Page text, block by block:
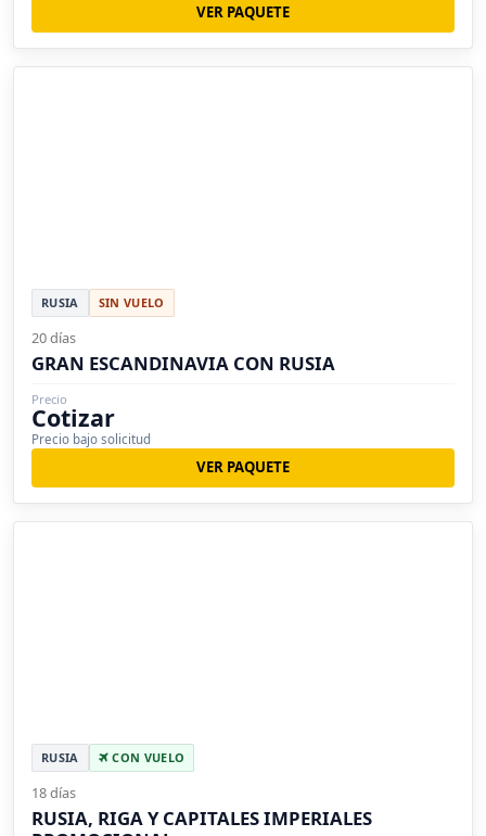
VER PAQUETE
RUSIA SIN VUELO
20 días
GRAN ESCANDINAVIA CON RUSIA
Precio
Cotizar
Precio bajo solicitud
VER PAQUETE
RUSIA CON VUELO
18 días
RUSIA, RIGA Y CAPITALES IMPERIALES